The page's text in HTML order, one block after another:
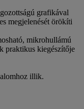
grafikával
megjelenését örökíti
mikrohullámú
praktikus kiegészítője
illik.